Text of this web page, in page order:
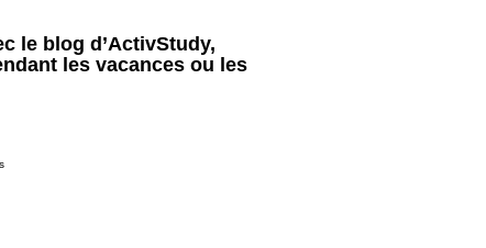
le blog d’ActivStudy,
les vacances ou les